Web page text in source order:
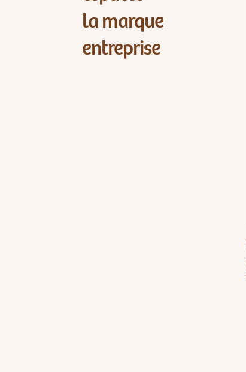
la marque
entreprise